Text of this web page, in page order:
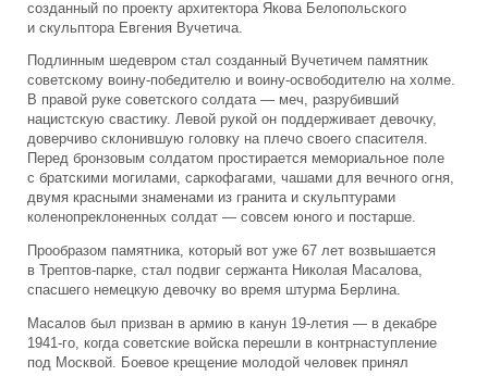
созданный по проекту архитектора Якова Белопольского
и скульптора Евгения Вучетича.
Подлинным шедевром стал созданный Вучетичем памятник
советскому воину-победителю и воину-освободителю на холме.
В правой руке советского солдата — меч, разрубивший
нацистскую свастику. Левой рукой он поддерживает девочку,
доверчиво склонившую головку на плечо своего спасителя.
Перед бронзовым солдатом простирается мемориальное поле
с братскими могилами, саркофагами, чашами для вечного огня,
двумя красными знаменами из гранита и скульптурами
коленопреклоненных солдат — совсем юного и постарше.
Прообразом памятника, который вот уже 67 лет возвышается
в Трептов-парке, стал подвиг сержанта Николая Масалова,
спасшего немецкую девочку во время штурма Берлина.
Масалов был призван в армию в канун 19-летия — в декабре
1941-го, когда советские войска перешли в контрнаступление
под Москвой. Боевое крещение молодой человек принял